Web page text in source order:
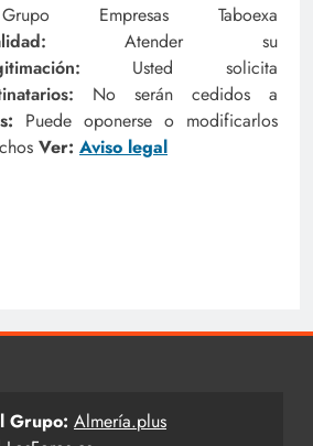
Empresas Taboexa
Atender su
Usted solicita
No serán cedidos a
Puede oponerse o modificarlos
Ver: Aviso legal
Grupo: Almería.plus